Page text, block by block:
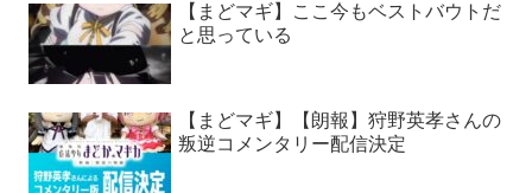
【まどマギ】ここ今もベストバウトだ
と思っている
【まどマギ】【朗報】狩野英孝さんの
叛逆コメンタリー配信決定